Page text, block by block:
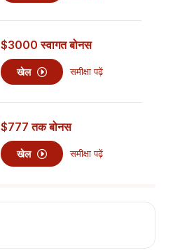
$3000 स्वागत बोनस
खेल समीक्षा पढ़ें
$777 तक बोनस
खेल समीक्षा पढ़ें